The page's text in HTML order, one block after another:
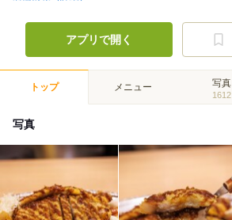
アプリで開く
トップ メニュー 写真
1612
写真